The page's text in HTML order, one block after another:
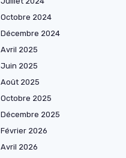
Octobre 2024
Décembre 2024
Avril 2025
Juin 2025
Août 2025
Octobre 2025
Décembre 2025
Février 2026
Avril 2026